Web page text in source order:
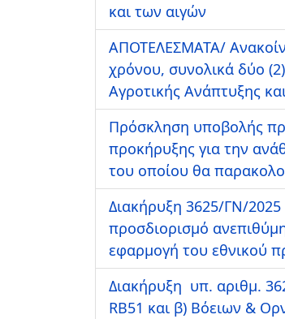
και των αιγών
ΑΠΟΤΕΛΕΣΜΑΤΑ/
χρόνου, συνολικά δύο
Αγροτικής Ανάπτυξης
Πρόσκληση υποβολής
προκήρυξης για την
του οποίου θα
Διακήρυξη 3625/ΓΝ/2025
προσδιορισμό
εφαρμογή του εθνικού
Διακήρυξη υπ. αριθμ.
RB51 και β) Βόειων &